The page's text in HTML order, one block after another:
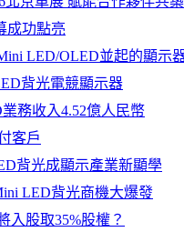
成功點亮
LED/OLED並起的顯示
背光電競顯示器
務收入4.52億人民幣
客戶
背光成顯示產業新顯學
LED背光商機大爆發
入股取35%股權？